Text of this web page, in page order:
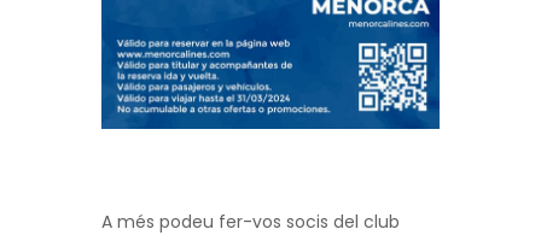
A més podeu fer-vos socis del club